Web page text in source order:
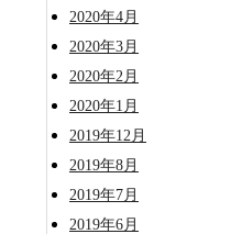
2020年4月
2020年3月
2020年2月
2020年1月
2019年12月
2019年8月
2019年7月
2019年6月